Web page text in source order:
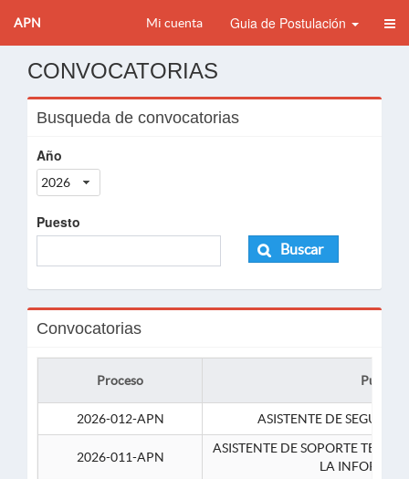
APN Mi cuenta Guia de Postulación
CONVOCATORIAS
Busqueda de convocatorias
Año
2026
Puesto
Buscar
Convocatorias
Proceso Puesto
2026-012-APN ASISTENTE DE
2026-011-APN
ASISTENTE DE SOPORTE
LA